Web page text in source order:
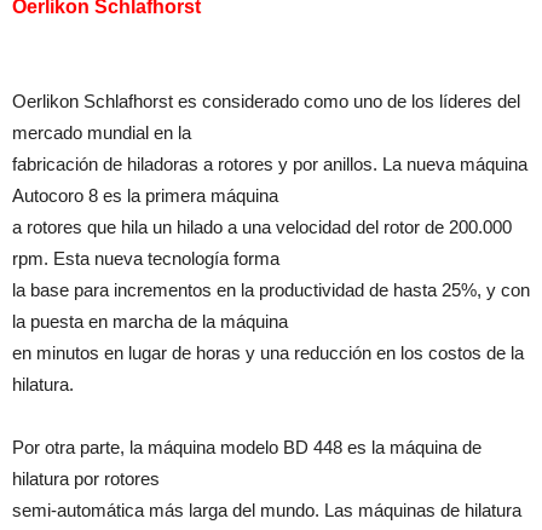
Oerlikon Schlafhorst
Oerlikon Schlafhorst es considerado como uno de los líderes del
mercado mundial en la
fabricación de hiladoras a rotores y por anillos. La nueva máquina
Autocoro 8 es la primera máquina
a rotores que hila un hilado a una velocidad del rotor de 200.000
rpm. Esta nueva tecnología forma
la base para incrementos en la productividad de hasta 25%, y con
la puesta en marcha de la máquina
en minutos en lugar de horas y una reducción en los costos de la
hilatura.
Por otra parte, la máquina modelo BD 448 es la máquina de
hilatura por rotores
semi-automática más larga del mundo. Las máquinas de hilatura